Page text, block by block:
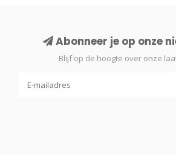
Abonneer je op onze
Blijf op de hoogte over onze